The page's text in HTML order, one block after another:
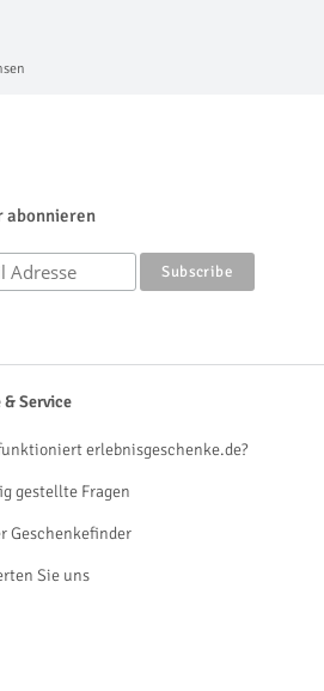
abonnieren
Service
erlebnisgeschenke.de?
gestellte Fragen
Geschenkefinder
Sie uns